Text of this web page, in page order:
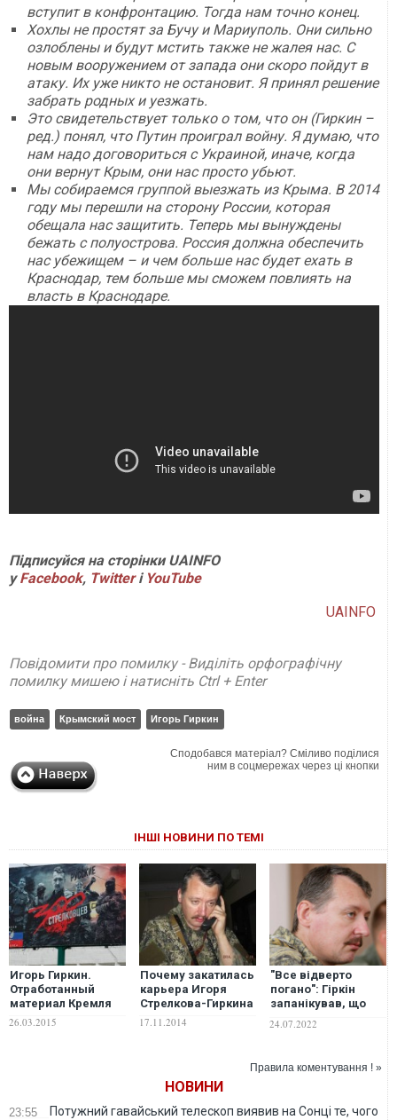
вступит в конфронтацию. Тогда нам точно конец.
Хохлы не простят за Бучу и Мариуполь. Они сильно
озлоблены и будут мстить также не жалея нас. С
новым вооружением от запада они скоро пойдут в
атаку. Их уже никто не остановит. Я принял решение
забрать родных и уезжать.
Это свидетельствует только о том, что он (Гиркин –
ред.) понял, что Путин проиграл войну. Я думаю, что
нам надо договориться с Украиной, иначе, когда
они вернут Крым, они нас просто убьют.
Мы собираемся группой выезжать из Крыма. В 2014
году мы перешли на сторону России, которая
обещала нас защитить. Теперь мы вынуждены
бежать с полуострова. Россия должна обеспечить
нас убежищем – и чем больше нас будет ехать в
Краснодар, тем больше мы сможем повлиять на
власть в Краснодаре.
Підписуйся на сторінки UAINFO
уFacebook, Twitterі YouTube
UAINFO
Повідомити про помилку - Виділіть орфографічну
помилку мишею і натисніть Ctrl + Enter
война Крымский мост Игорь Гиркин
Сподобався матеріал? Сміливо поділися
ним в соцмережах через ці кнопки
ІНШІ НОВИНИ ПО ТЕМІ
Игорь Гиркин.
Отработанный
материал Кремля
26.03.2015
Почему закатилась
карьера Игоря
Стрелкова-Гиркина
17.11.2014
"Все відверто
погано": Гіркін
запанікував, що
Росію
24.07.2022
Правила коментування ! »
НОВИНИ
23:55
Потужний гавайський телескоп виявив на Сонці те, чого